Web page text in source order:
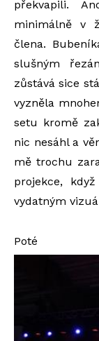
překvapili.
minimálně v
člena.
slušným
zůstává sice
vyzněla
setu kromě
nic nesáhl a
mě trochu
projekce,
vydatným
Poté